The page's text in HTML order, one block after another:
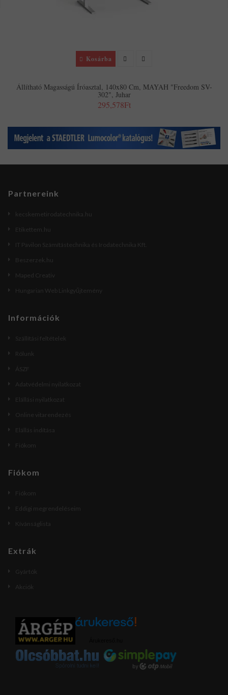
Kosárba
Állítható Magasságú Íróasztal, 140x80 Cm, MAYAH "Freedom SV-
302", Juhar
295,578Ft
Partnereink
kecskemetirodatechnika.hu
Etikettem.hu
IT Pavilon Számítástechnika és Irodatechnika Kft.
Beszerzek.hu
Maped Creativ
Hungarian Web Linkgyűjtemény
Információk
Szállítási feltételek
Rólunk
ÁSZF
Adatvédelmi nyilatkozat
Elállási nyilatkozat
Online vitarendezés
Elállás indítása
Fiókom
Fiókom
Fiókom
Eddigi megrendeléseim
Kívánságlista
Extrák
Gyártók
Akciók